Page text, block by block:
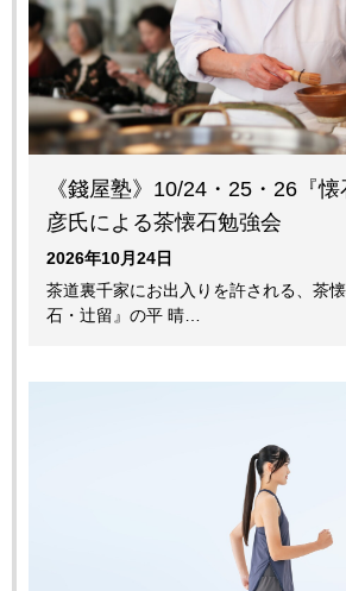
《錢屋塾》10/24・25・26『
彦氏による茶懐石勉強会
2026年10月24日
茶道裏千家にお出入りを許される、茶
石・辻留』の平 晴…